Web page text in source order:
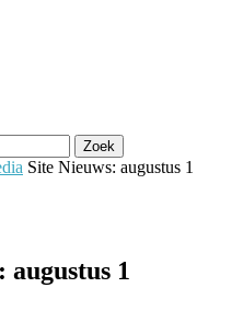
Site Nieuws: augustus 1
augustus 1